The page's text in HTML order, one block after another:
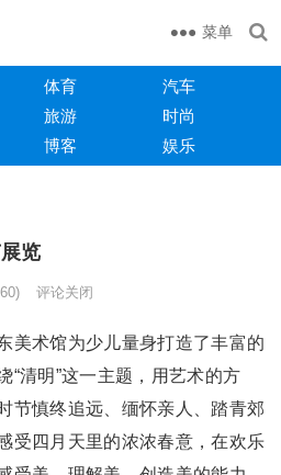
菜单
体育
汽车
旅游
时尚
博客 娱乐
览
评论关闭
美术馆为少儿量身打造了丰富的
“清明”这一主题，用艺术的方
节慎终追远、缅怀亲人、踏青郊
受四月天里的浓浓春意，在欢乐